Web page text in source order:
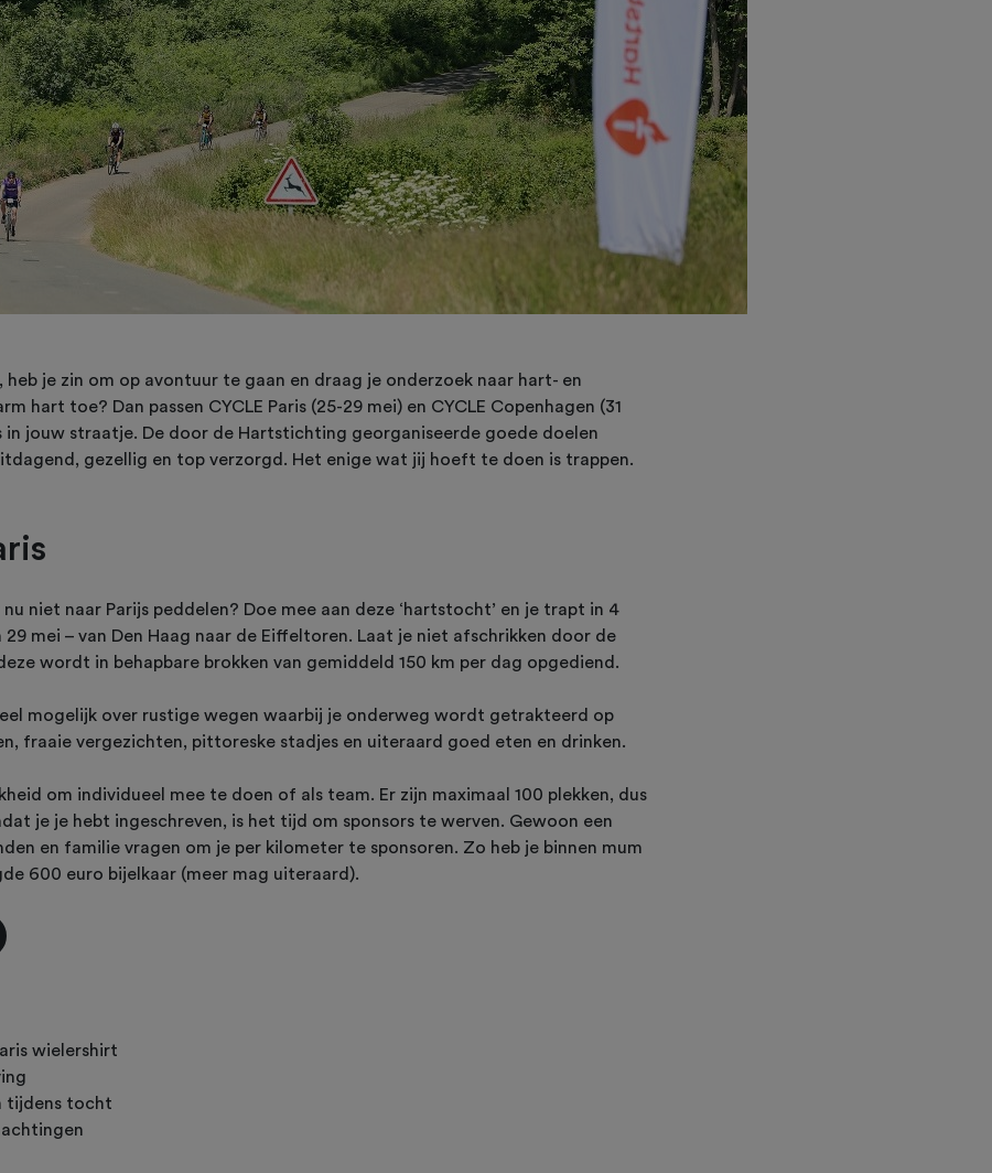
heb je zin om op avontuur te gaan en draag je onderzoek naar hart- en
hart toe? Dan passen CYCLE Paris (25-29 mei) en CYCLE Copenhagen (31
in jouw straatje. De door de Hartstichting georganiseerde goede doelen
gezellig en top verzorgd. Het enige wat jij hoeft te doen is trappen.
niet naar Parijs peddelen? Doe mee aan deze ‘hartstocht’ en je trapt in 4
29 mei – van Den Haag naar de Eiffeltoren. Laat je niet afschrikken door de
wordt in behapbare brokken van gemiddeld 150 km per dag opgediend.
mogelijk over rustige wegen waarbij je onderweg wordt getrakteerd op
fraaie vergezichten, pittoreske stadjes en uiteraard goed eten en drinken.
om individueel mee te doen of als team. Er zijn maximaal 100 plekken, dus
je je hebt ingeschreven, is het tijd om sponsors te werven. Gewoon een
en familie vragen om je per kilometer te sponsoren. Zo heb je binnen mum
600 euro bijelkaar (meer mag uiteraard).
wielershirt
tijdens tocht